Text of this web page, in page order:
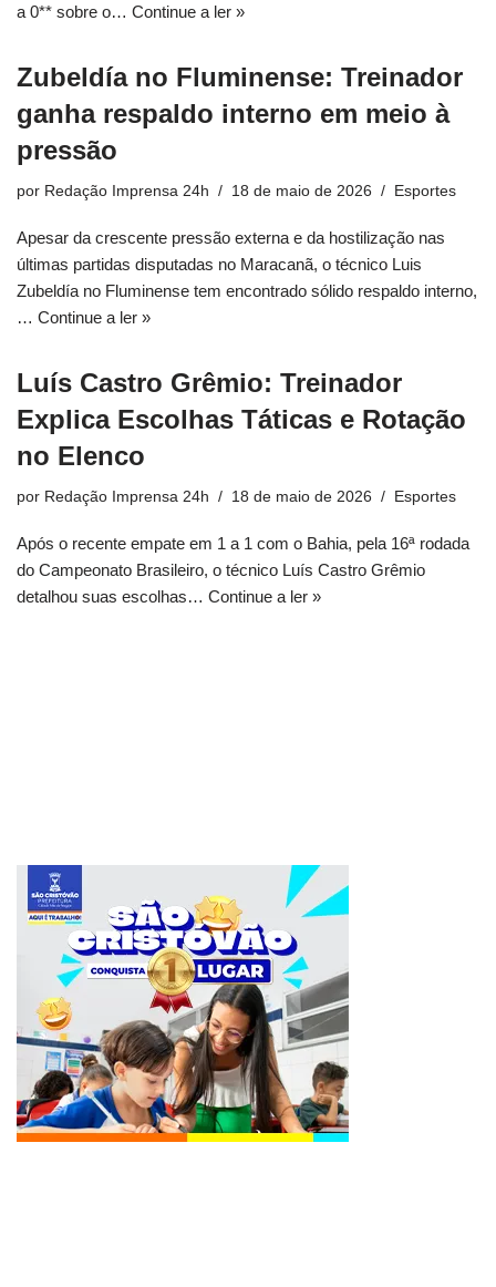
a 0** sobre o… Continue a ler »
Zubeldía no Fluminense: Treinador
ganha respaldo interno em meio à
pressão
por Redação Imprensa 24h 18 de maio de 2026 Esportes
Apesar da crescente pressão externa e da hostilização nas
últimas partidas disputadas no Maracanã, o técnico Luis
Zubeldía no Fluminense tem encontrado sólido respaldo interno,
… Continue a ler »
Luís Castro Grêmio: Treinador
Explica Escolhas Táticas e Rotação
no Elenco
por Redação Imprensa 24h 18 de maio de 2026 Esportes
Após o recente empate em 1 a 1 com o Bahia, pela 16ª rodada
do Campeonato Brasileiro, o técnico Luís Castro Grêmio
detalhou suas escolhas… Continue a ler »